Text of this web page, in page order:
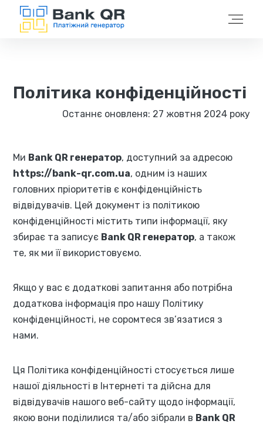
Політика конфіденційності
Останнє оновленя: 27 жовтня 2024 року
Ми Bank QR генератор, доступний за адресою
https://bank-qr.com.ua, одним із наших
головних пріоритетів є конфіденційність
відвідувачів. Цей документ із політикою
конфіденційності містить типи інформації, яку
збирає та записує Bank QR генератор, а також
те, як ми її використовуємо.
Якщо у вас є додаткові запитання або потрібна
додаткова інформація про нашу Політику
конфіденційності, не соромтеся зв’язатися з
нами.
Ця Політика конфіденційності стосується лише
нашої діяльності в Інтернеті та дійсна для
відвідувачів нашого веб-сайту щодо інформації,
якою вони поділилися та/або зібрали в Bank QR